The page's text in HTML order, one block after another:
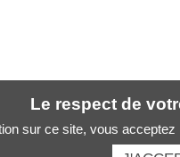
Le respect de
sur ce site, vous